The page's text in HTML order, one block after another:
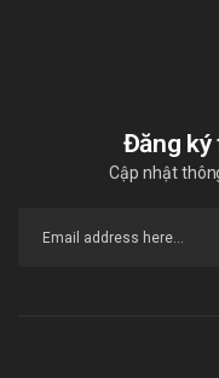
Đăng ký
Cập nhật